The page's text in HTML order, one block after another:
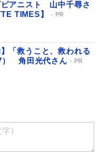
ピアニスト 山中千尋さ
TIMES】
PR
】「救うこと、救われる
） 角田光代さん
PR